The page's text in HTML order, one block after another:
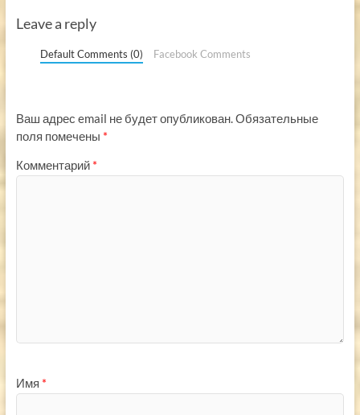
Leave a reply
Default Comments (0) Facebook Comments
Ваш адрес email не будет опубликован.Обязательные
поля помечены *
Комментарий *
Имя *